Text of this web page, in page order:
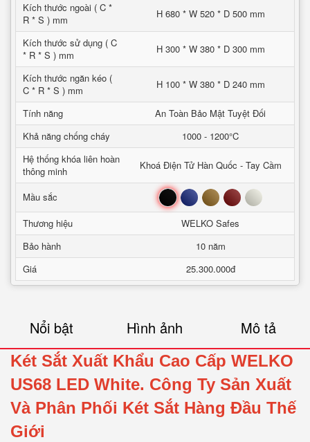
Kích thước ngoài ( C *
R * S ) mm
H 680 * W 520 * D 500 mm
Kích thước sử dụng ( C
* R * S ) mm
H 300 * W 380 * D 300 mm
Kích thước ngăn kéo (
C * R * S ) mm
H 100 * W 380 * D 240 mm
Tính năng
An Toàn Bảo Mật Tuyệt Đối
Khả năng chống cháy
1000 - 1200°C
Hệ thống khóa liên hoàn
thông minh
Khoá Điện Tử Hàn Quốc - Tay Cầm
Mầu sắc Đen Xanh Nâu Đỏ Trắng
Thương hiệu
WELKO Safes
Bảo hành
10 năm
Giá
25.300.000đ
Nổi bật Hình ảnh Mô tả
Két Sắt Xuất Khẩu Cao Cấp WELKO
US68 LED White. Công Ty Sản Xuất
Và Phân Phối Két Sắt Hàng Đầu Thế
Giới